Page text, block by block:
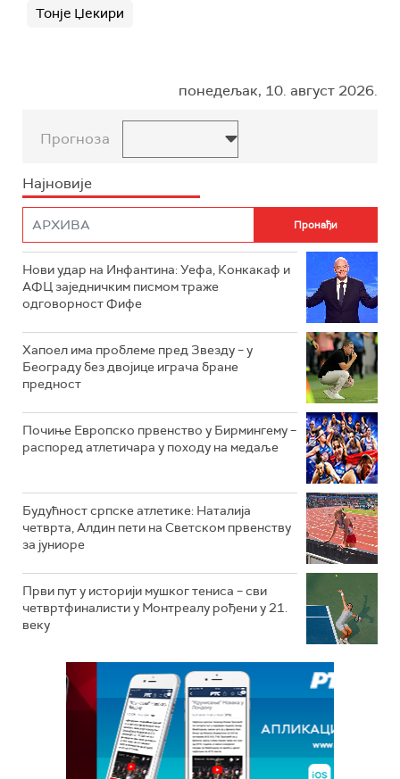
Тонје Џекири
понедељак, 10. август 2026.
Прогноза
Најновије
Нови удар на Инфантина: Уефа, Конкакаф и
АФЦ заједничким писмом траже
одговорност Фифе
Хапоел има проблеме пред Звезду – у
Београду без двојице играча бране
предност
Почиње Европско првенство у Бирмингему –
распоред атлетичара у походу на медаље
Будућност српске атлетике: Наталија
четврта, Алдин пети на Светском првенству
за јуниоре
Први пут у историји мушког тениса – сви
четвртфиналисти у Монтреалу рођени у 21.
веку